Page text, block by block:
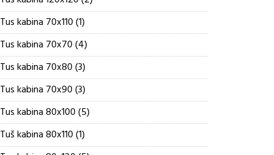
proizvoda
Tus kabina 70x110 11
proizvod
Tus kabina 70x70 44
proizvoda
Tus kabina 70x80 33
proizvoda
Tus kabina 70x90 33
proizvoda
Tus kabina 80x100 55
proizvoda
Tuš kabina 80x110 11
proizvod